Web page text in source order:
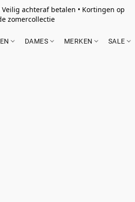
Veilig achteraf betalen • Kortingen op
zomercollectie
DAMES MERKEN SALE